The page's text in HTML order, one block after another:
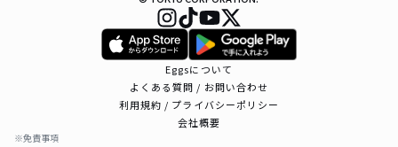
Eggsについて
よくある質問 / お問い合わせ
利用規約 / プライバシーポリシー
会社概要
※免責事項